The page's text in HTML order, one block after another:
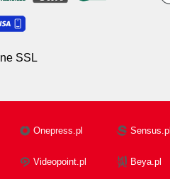
SSL
Onepress.pl Sensus.pl
Videopoint.pl Beya.pl